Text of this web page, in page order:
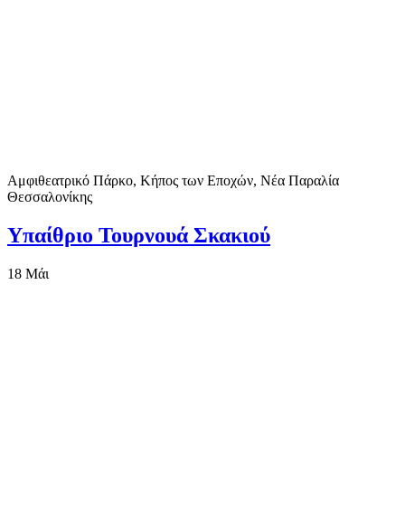
Αμφιθεατρικό Πάρκο, Κήπος των Εποχών, Νέα Παραλία
Θεσσαλονίκης
Υπαίθριο Τουρνουά Σκακιού
18 Μάι